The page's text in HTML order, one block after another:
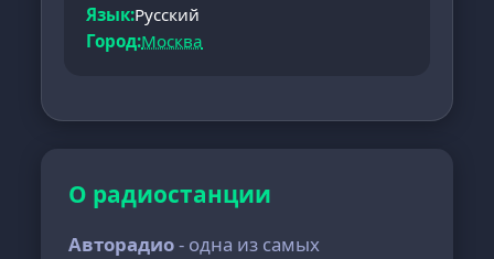
Язык:Русский
Город:Москва
О радиостанции
Авторадио- одна из самых